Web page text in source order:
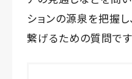
ションの源泉を把握
繋げるための質問です